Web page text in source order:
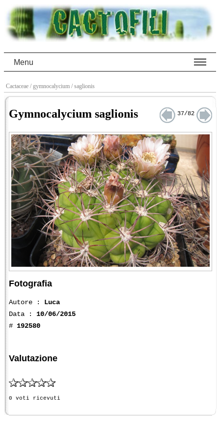
Menu
Cactaceae / gymnocalycium / saglionis
Gymnocalycium saglionis 37/82
Fotografia
Autore : Luca
Data : 10/06/2015
# 192580
Valutazione
0 voti ricevuti